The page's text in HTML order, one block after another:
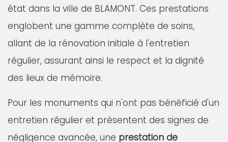
état dans la ville de BLAMONT. Ces prestations
englobent une gamme complète de soins,
allant de la rénovation initiale à l'entretien
régulier, assurant ainsi le respect et la dignité
des lieux de mémoire.
Pour les monuments qui n'ont pas bénéficié d'un
entretien régulier et présentent des signes de
négligence avancée, une prestation de